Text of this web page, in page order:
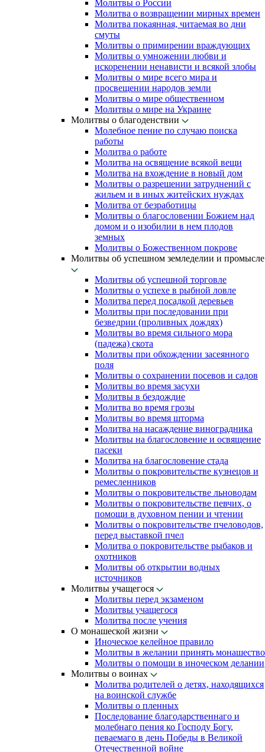
Молитвы о России
Молитва о возвращении мирных времен
Молитва покаянная, читаемая во дни
смуты
Молитвы о примирении враждующих
Молитвы о умножении любви и
искоренении ненависти и всякой злобы
Молитвы о мире всего мира и
просвещении народов земли
Молитвы о мире общественном
Молитвы о мире на Украине
Молитвы о благоденствии
Молебное пение по случаю поиска
работы
Молитва о работе
Молитва на освящение всякой вещи
Молитва на вхождение в новый дом
Молитвы о разрешении затруднений с
жильем и в иных житейских нуждах
Молитва от безработицы
Молитвы о благословении Божием над
домом и о изобилии в нем плодов
земных
Молитвы о Божественном покрове
Молитвы об успешном земледелии и промысле
Молитвы об успешной торговле
Молитвы о успехе в рыбной ловле
Молитва перед посадкой деревьев
Молитвы при последовании при
безведрии (проливных дождях)
Молитвы во время сильного мора
(падежа) скота
Молитвы при обхождении засеянного
поля
Молитвы о сохранении посевов и садов
Молитвы во время засухи
Молитвы в бездождие
Молитва во время грозы
Молитвы во время шторма
Молитва на насаждение виноградника
Молитвы на благословение и освящение
пасеки
Молитва на благословение стада
Молитвы о покровительстве кузнецов и
ремесленников
Молитвы о покровительстве льноводам
Молитвы о покровительстве певчих, о
помощи в духовном пении и чтении
Молитвы о покровительстве пчеловодов,
перед выставкой пчел
Молитва о покровительстве рыбаков и
охотников
Молитвы об открытии водных
источников
Молитвы учащегося
Молитвы перед экзаменом
Молитвы учащегося
Молитва после учения
О монашеской жизни
Иноческое келейное правило
Молитвы в желании принять монашество
Молитвы о помощи в иноческом делании
Молитвы о воинах
Молитва родителей о детях, находящихся
на воинской службе
Молитвы о пленных
Последование благодарственнаго и
молебнаго пения ко Господу Богу,
певаемаго в день Победы в Великой
Отечественной войне